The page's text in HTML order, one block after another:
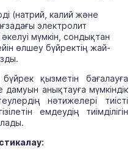
(натрий, калий және
электролит
мүмкін, сондықтан
өлшеу бүйректің жай-
қызметін бағалауға
анықтауға мүмкіндік
нәтижелері тиісті
емдеудің тиімділігін